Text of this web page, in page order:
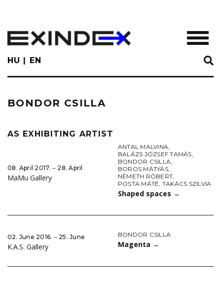
main
content
HU EN
BONDOR CSILLA
AS EXHIBITING ARTIST
08. April 2017. ‒ 28. April
MaMu Gallery
ANTAL MALVINA,
BALÁZS JÓZSEF TAMÁS,
BONDOR CSILLA,
BOROS MÁTYÁS,
NÉMETH RÓBERT,
POSTA MÁTÉ, TAKÁCS SZILVIA
Shaped spaces →
02. June 2016. ‒ 25. June
K.A.S. Gallery
BONDOR CSILLA
Magenta →